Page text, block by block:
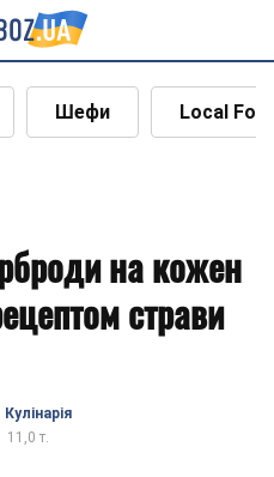
Шефи Local
на кожен
страви
Кулінарія
11,0 т.